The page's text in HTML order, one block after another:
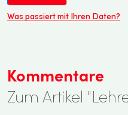
Was passiert mit Ihren Daten?
Kommentare
Zum Artikel